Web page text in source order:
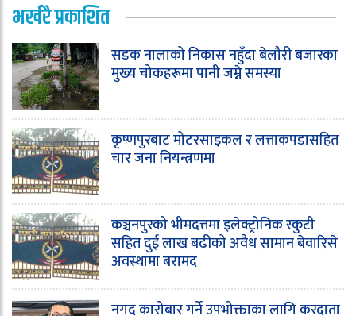
भर्खरै प्रकाशित
सडक नालाको निकास नहुँदा बेलौरी बजारका
मुख्य चोकहरूमा पानी जम्ने समस्या
कृष्णपुरबाट मोटरसाइकल र लत्ताकपडासहित
चार जना नियन्त्रणमा
कञ्चनपुरको भीमदत्तमा इलेक्ट्रोनिक स्कुटी
सहित दुई लाख बढीको अवैध सामान बेवारिसे
अवस्थामा बरामद
नगद कारोबार गर्ने उपभोक्ताका लागि करदाता